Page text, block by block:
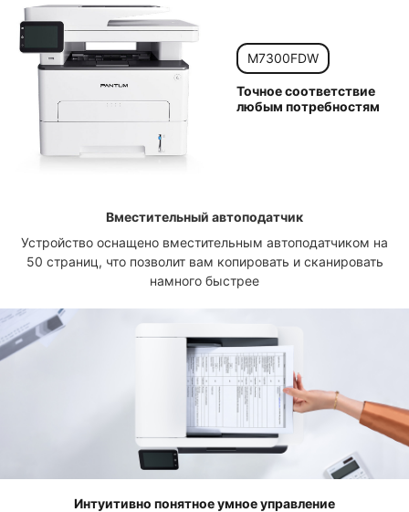
M7300FDW
Точное соответствие
любым потребностям
Вместительный автоподатчик
Устройство оснащено вместительным автоподатчиком на
50 страниц, что позволит вам копировать и сканировать
намного быстрее
Интуитивно понятное умное управление